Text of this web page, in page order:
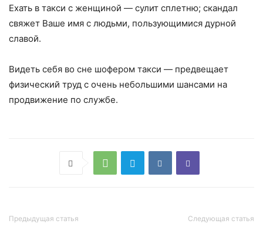
Ехать в такси с женщиной — сулит сплетню; скандал
свяжет Ваше имя с людьми, пользующимися дурной
славой.
Видеть себя во сне шофером такси — предвещает
физический труд с очень небольшими шансами на
продвижение по службе.
Предыдущая статья Следующая статья